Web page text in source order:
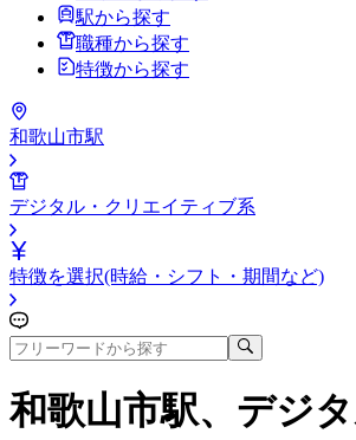
駅から探す
職種から探す
特徴から探す
和歌山市駅
デジタル・クリエイティブ系
特徴を選択(時給・シフト・期間など)
和歌山市駅、デジ